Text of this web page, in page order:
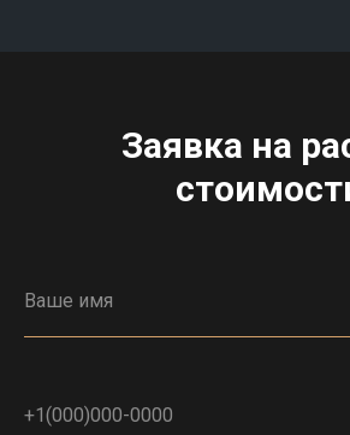
Заявка на